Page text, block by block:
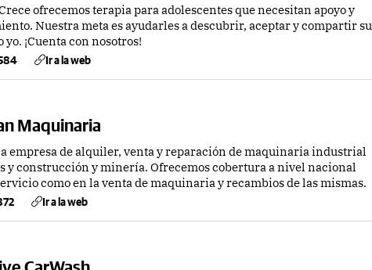
ofrecemos terapia para adolescentes que necesitan apoyo y
Nuestra meta es ayudarles a descubrir, aceptar y compartir su
¡Cuenta con nosotros!
Ir a la web
Maquinaria
empresa de alquiler, venta y reparación de maquinaria industrial
y construcción y minería. Ofrecemos cobertura a nivel nacional
como en la venta de maquinaria y recambios de las mismas.
Ir a la web